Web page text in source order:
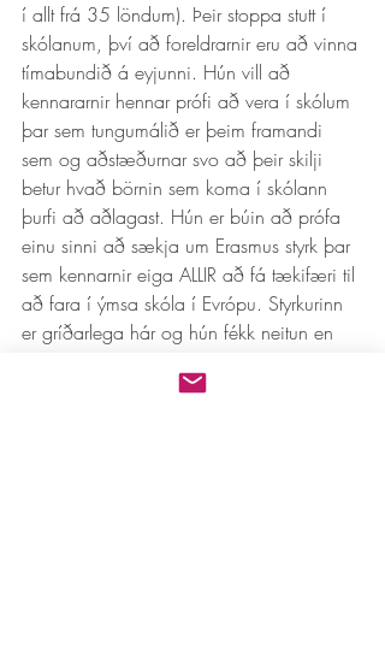
í allt frá 35 löndum). Þeir stoppa stutt í
skólanum, því að foreldrarnir eru að vinna
tímabundið á eyjunni. Hún vill að
kennararnir hennar prófi að vera í skólum
þar sem tungumálið er þeim framandi
sem og aðstæðurnar svo að þeir skilji
betur hvað börnin sem koma í skólann
þurfi að aðlagast. Hún er búin að prófa
einu sinni að sækja um Erasmus styrk þar
sem kennarnir eiga ALLIR að fá tækifæri til
að fara í ýmsa skóla í Evrópu. Styrkurinn
er gríðarlega hár og hún fékk neitun en
með tengingar um alla Evrópu en þessi